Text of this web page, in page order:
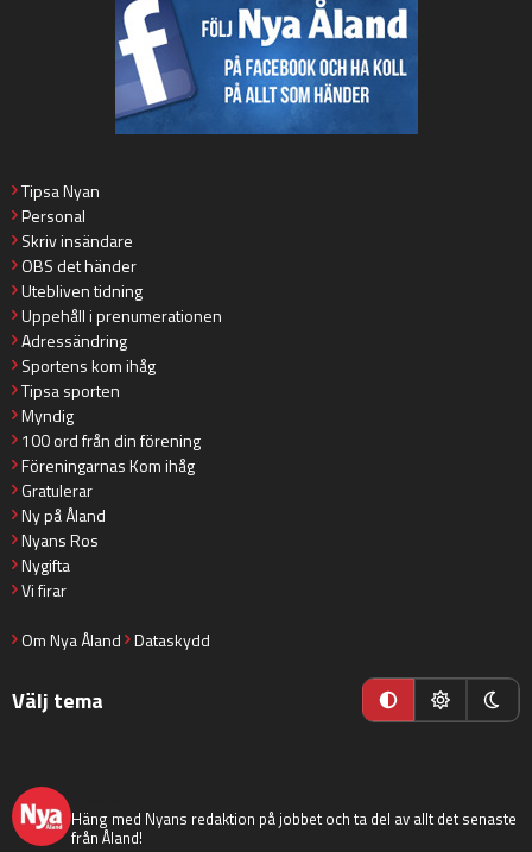
Tipsa Nyan
Personal
Skriv insändare
OBS det händer
Utebliven tidning
Uppehåll i prenumerationen
Adressändring
Sportens kom ihåg
Tipsa sporten
Myndig
100 ord från din förening
Föreningarnas Kom ihåg
Gratulerar
Ny på Åland
Nyans Ros
Nygifta
Vi firar
Om Nya Åland Dataskydd
Välj tema
Häng med Nyans redaktion på jobbet och ta del av allt det senaste
från Åland!